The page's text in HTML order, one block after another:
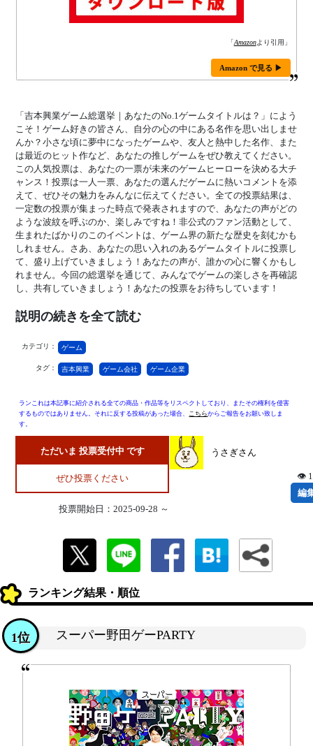
「Amazonより引用」
Amazon で見る ▶
「吉本興業ゲーム総選挙｜あなたのNo.1ゲームタイトルは？」によう
こそ！ゲーム好きの皆さん、自分の心の中にある名作を思い出しませ
んか？小さな頃に夢中になったゲームや、友人と熱中した名作、また
は最近のヒット作など、あなたの推しゲームをぜひ教えてください。
この人気投票は、あなたの一票が未来のゲームヒーローを決める大チ
ャンス！投票は一人一票、あなたの選んだゲームに熱いコメントを添
えて、ぜひその魅力をみんなに伝えてください。全ての投票結果は、
一定数の投票が集まった時点で発表されますので、あなたの声がどの
ような波紋を呼ぶのか、楽しみですね！非公式のファン活動として、
生まれたばかりのこのイベントは、ゲーム界の新たな歴史を刻むかも
しれません。さあ、あなたの思い入れのあるゲームタイトルに投票し
て、盛り上げていきましょう！あなたの声が、誰かの心に響くかもし
れません。今回の総選挙を通じて、みんなでゲームの楽しさを再確認
し、共有していきましょう！あなたの投票をお待ちしています！
説明の続きを全て読む
カテゴリ： ゲーム
タグ： 吉本興業 ゲーム会社 ゲーム企業
ランこれは本記事に紹介される全ての商品・作品等をリスペクトしており、またその権利を侵害
するものではありません。それに反する投稿があった場合、 こちらからご報告をお願い致しま
す。
ただいま 投票受付中 です
ぜひ投票ください
投票開始日：2025-09-28 ～
うさぎさん
👁
編
ランキング結果・順位
スーパー野田ゲーPARTY
1位